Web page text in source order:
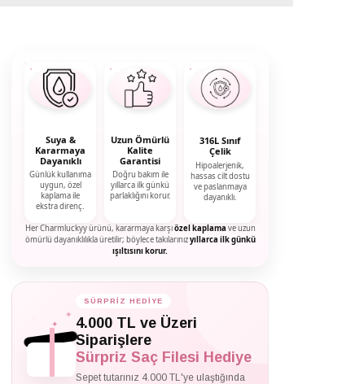
Suya &
Kararmaya
Dayanıklı
Günlük kullanıma
uygun, özel
kaplama ile
ekstra direnç.
Uzun Ömürlü
Kalite
Garantisi
Doğru bakım ile
yıllarca ilk günkü
parlaklığını korur.
316L Sınıf
Çelik
Hipoalerjenik,
hassas cilt dostu
ve paslanmaya
dayanıklı.
Her Charmluckyy ürünü, kararmaya karşıözel kaplama ve uzun
ömürlü dayanıklılıkla üretilir; böylece takılarınızyıllarca ilk günkü
ışıltısını korur.
✦
✦
SÜRPRİZ HEDİYE
4.000 TL ve Üzeri
Siparişlere
Sürpriz Saç Filesi Hediye
Sepet tutarınız 4.000 TL'ye ulaştığında